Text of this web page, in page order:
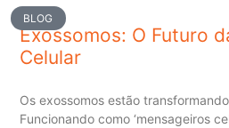
BLOG
Exossomos: O Futuro
Celular
Os exossomos estão
Funcionando como ‘mensageiros